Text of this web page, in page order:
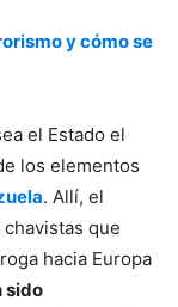
y cómo se
el Estado el
los elementos
. Allí, el
que
hacia Europa
sido